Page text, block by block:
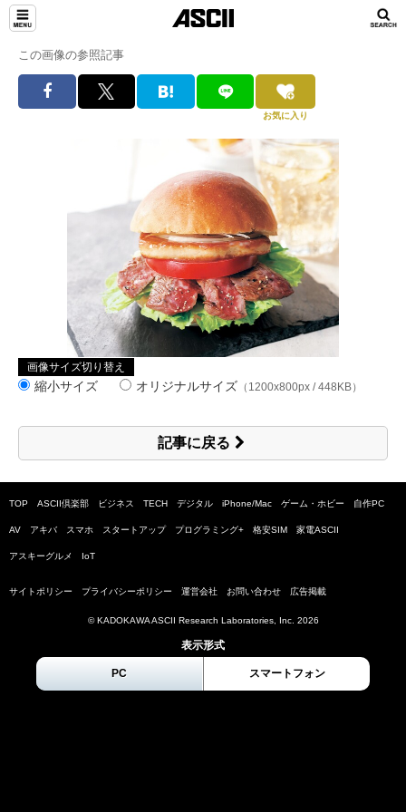
この画像の参照記事
お気に入り
画像サイズ切り替え
縮小サイズ オリジナルサイズ （1200x800px / 448KB）
記事に戻る
TOP ASCII倶楽部 ビジネス TECH デジタル iPhone/Mac ゲーム・ホビー 自作PC
AV アキバ スマホ スタートアップ プログラミング+ 格安SIM 家電ASCII
アスキーグルメ IoT
サイトポリシー プライバシーポリシー 運営会社 お問い合わせ 広告掲載
© KADOKAWA ASCII Research Laboratories, Inc. 2026
表示形式
PC スマートフォン